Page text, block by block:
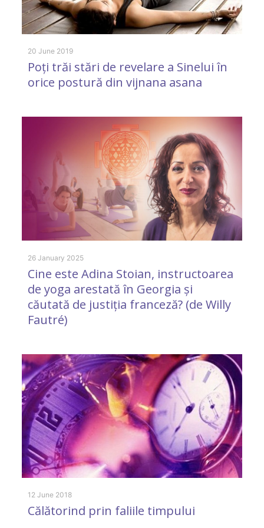
20 June 2019
Poți trăi stări de revelare a Sinelui în
orice postură din vijnana asana
26 January 2025
Cine este Adina Stoian, instructoarea
de yoga arestată în Georgia și
căutată de justiția franceză? (de Willy
Fautré)
12 June 2018
Călătorind prin faliile timpului